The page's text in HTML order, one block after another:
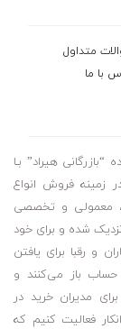
متداول
با ما
هیراد” بـا
زمینه فروش انواع
معمولی و تخصصی
شده و برای خود
و رقبا برای یافتن
حساب باز می‌کنند و
مدیران خرید در
فعالیت کنیم که